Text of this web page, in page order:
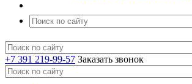
+7 391 219-99-57 Заказать звонок